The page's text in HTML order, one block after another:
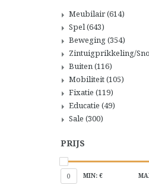
Meubilair(614)
Spel(643)
Beweging(354)
Zintuigprikkeling/
Buiten(116)
Mobiliteit(105)
Fixatie (119)
Educatie (49)
Sale (300)
PRIJS
0 MIN: €